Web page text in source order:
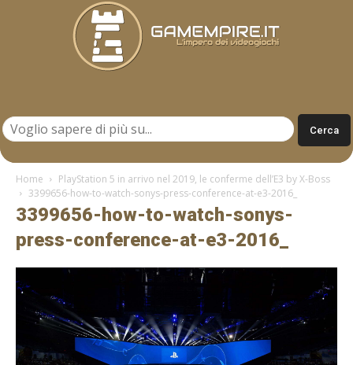
Home
PlayStation 5 in arrivo nel 2019, le conferme dell’E3 by X-Boss
3399656-how-to-watch-sonys-press-conference-at-e3-2016_
3399656-how-to-watch-sonys-
press-conference-at-e3-2016_